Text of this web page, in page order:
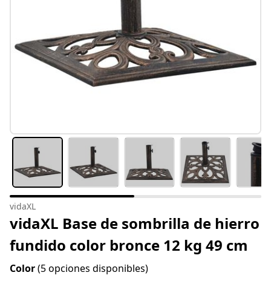
vidaXL
vidaXL Base de sombrilla de hierro
fundido color bronce 12 kg 49 cm
Color(5 opciones disponibles)